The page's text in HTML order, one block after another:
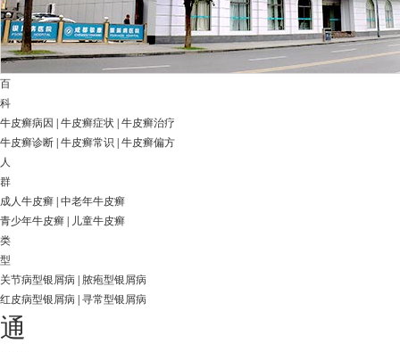
百
科
牛皮癣病因
牛皮癣症状 牛皮癣治疗
牛皮癣诊断 牛皮癣常识
牛皮癣偏方
人
群
成人牛皮癣 中老年牛皮癣
青少年牛皮癣
儿童牛皮癣
类
型
关节病型银屑病
脓疱型银屑病
红皮病型银屑病 寻常型银屑病
通